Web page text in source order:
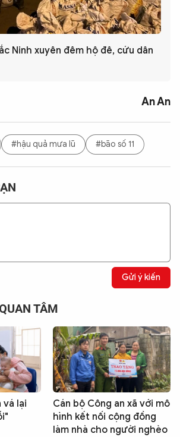
Ninh xuyên đêm hộ đê, cứu dân
An An
#hậu quả mưa lũ #bão số 11
Gửi ý kiến
TÂM
vá lại
Cán bộ Công an xã với mô
hình kết nối cộng đồng
làm nhà cho người nghèo